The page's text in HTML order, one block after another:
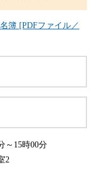
簿 [PDFファイル／
～15時00分
2